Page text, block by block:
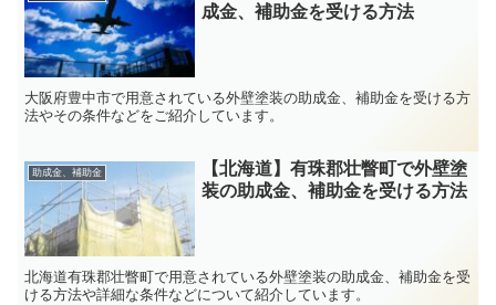
成金、補助金を受ける方法
大阪府豊中市で用意されている外壁塗装の助成金、補助金を受ける方
法やその条件などをご紹介しています。
助成金、補助金
【北海道】有珠郡壮瞥町で外壁塗
装の助成金、補助金を受ける方法
北海道有珠郡壮瞥町で用意されている外壁塗装の助成金、補助金を受
ける方法や詳細な条件などについて紹介しています。